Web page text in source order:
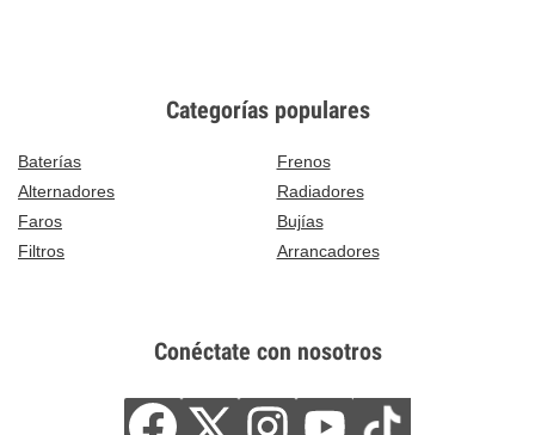
Categorías populares
Baterías
Frenos
Alternadores
Radiadores
Faros
Bujías
Filtros
Arrancadores
Conéctate con nosotros